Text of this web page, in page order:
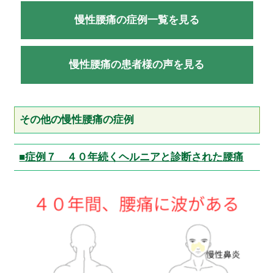
慢性腰痛の症例一覧を見る
慢性腰痛の患者様の声を見る
その他の慢性腰痛の症例
■症例７ ４０年続くヘルニアと診断された腰痛